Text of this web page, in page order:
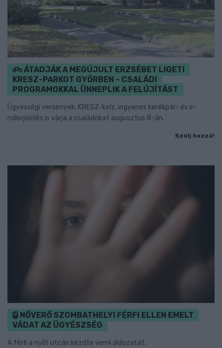
ÁTADJÁK A MEGÚJULT ERZSÉBET LIGETI
KRESZ-PARKOT GYŐRBEN – CSALÁDI
PROGRAMOKKAL ÜNNEPLIK A FELÚJÍTÁST
Ügyességi versenyek, KRESZ-kvíz, ingyenes kerékpár- és e-
rollerjelölés is várja a családokat augusztus 8-án.
Szólj hozzá!
NŐVERŐ SZOMBATHELYI FÉRFI ELLEN EMELT
VÁDAT AZ ÜGYÉSZSÉG
A férfi a nyílt utcán kezdte verni áldozatát.